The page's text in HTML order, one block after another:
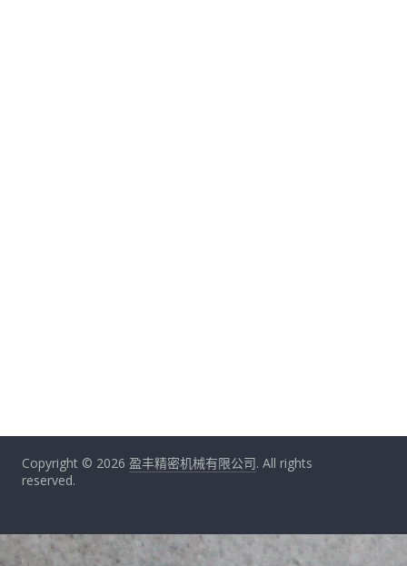
Copyright © 2026 盈丰精密机械有限公司. All rights
reserved.